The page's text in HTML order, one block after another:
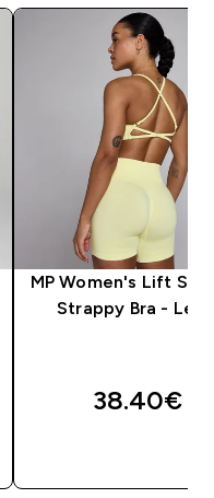
MP Women's Lift
Strappy Bra -
38.40€‎